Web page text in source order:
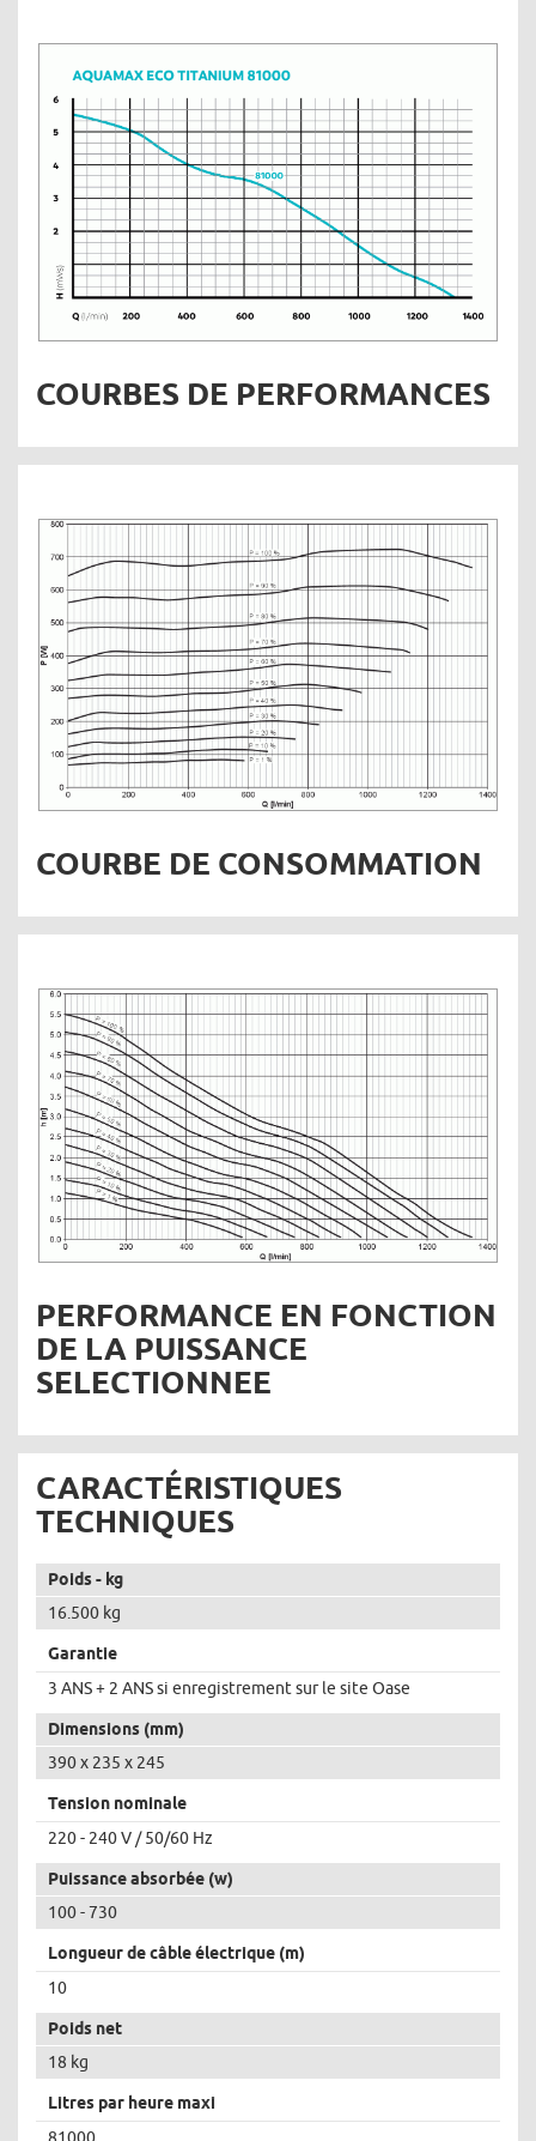
COURBES DE PERFORMANCES
COURBE DE CONSOMMATION
PERFORMANCE EN FONCTION
DE LA PUISSANCE
SELECTIONNEE
CARACTÉRISTIQUES
TECHNIQUES
Poids - kg
16.500 kg
Garantie
3 ANS + 2 ANS si enregistrement sur le site Oase
Dimensions (mm)
390 x 235 x 245
Tension nominale
220 - 240 V / 50/60 Hz
Puissance absorbée (w)
100 - 730
Longueur de câble électrique (m)
10
Poids net
18 kg
Litres par heure maxi
81000